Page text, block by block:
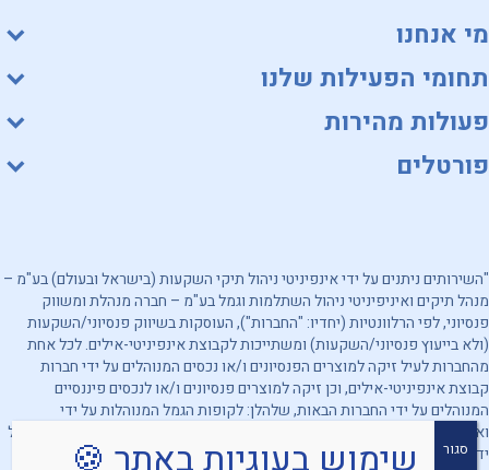
מי אנחנו
תחומי הפעילות שלנו
פעולות מהירות
פורטלים
"השירותים ניתנים על ידי אינפיניטי ניהול תיקי השקעות (בישראל ובעולם) בע"מ –
מנהל תיקים ואיניפיניטי ניהול השתלמות וגמל בע"מ – חברה מנהלת ומשווק
פנסיוני, לפי הרלוונטיות (יחדיו: "החברות"), העוסקות בשיווק פנסיוני/השקעות
(ולא בייעוץ פנסיוני/השקעות) ומשתייכות לקבוצת אינפיניטי-אילים. לכל אחת
מהחברות לעיל זיקה למוצרים הפנסיונים ו/או נכסים המנוהלים על ידי חברות
קבוצת אינפיניטי-אילים, וכן זיקה למוצרים פנסיונים ו/או לנכסים פיננסיים
המנוהלים על ידי החברות הבאות, שלהלן: לקופות הגמל המנוהלות על ידי
ואיניפיניטי ניהול השתלמות וגמל בע"מ, ולקופות הגמל שהשקעותיהן מנוהלות על
ידי אינפיניטי ניהול תיקי השקעות (בישראל ובעולם) בע"מ. מובהר, כי החברות
שימוש בעוגיות באתר 🍪 סגור